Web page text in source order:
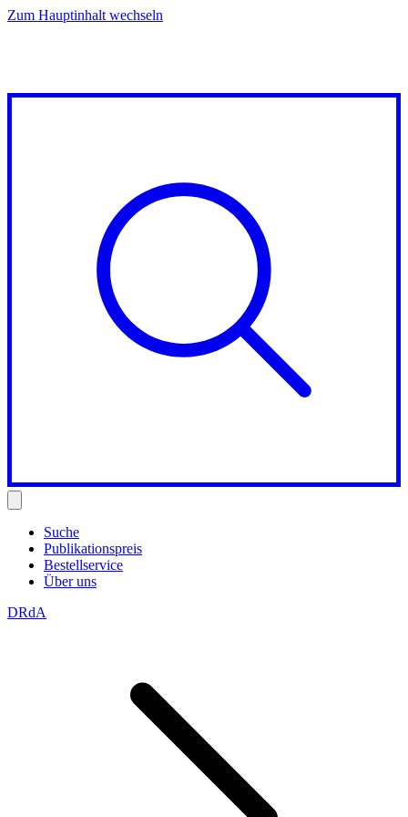
Zum Hauptinhalt wechseln
Suche
Publikationspreis
Bestellservice
Über uns
DRdA